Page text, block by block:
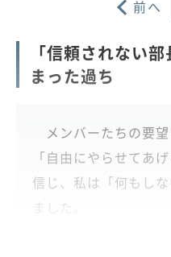
前へ
「信頼されない
まった過ち
メンバーたちの要望
「自由にやらせてあ
信じ、私は「何もし
ました。